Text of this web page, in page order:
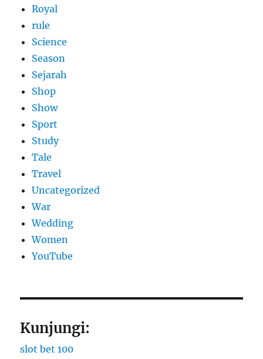
Royal
rule
Science
Season
Sejarah
Shop
Show
Sport
Study
Tale
Travel
Uncategorized
War
Wedding
Women
YouTube
Kunjungi:
slot bet 100